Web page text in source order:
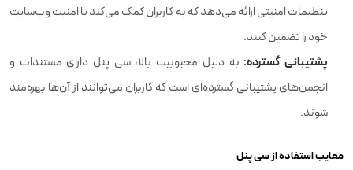
تنظیمات امنیتی ارائه می‌دهد که به کاربران کمک می‌کند تا امنیت وب‌سایت
خود را تضمین کنند.
پشتیبانی گسترده: به دلیل محبوبیت بالا، سی پنل دارای مستندات و
انجمن‌های پشتیبانی گسترده‌ای است که کاربران می‌توانند از آن‌ها بهره‌مند
شوند.
معایب استفاده از سی پنل